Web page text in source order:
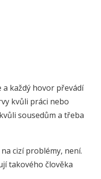
a každý hovor převádí
kvůli práci nebo
sousedům a třeba
cizí problémy, není.
takového člověka